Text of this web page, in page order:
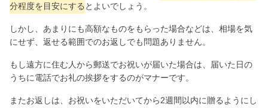
分程度を目安にする とよいでしょう。
しかし、あまりにも高額なものをもらった場合などは、相場を気
にせず、返せる範囲でのお返しでも問題ありません。
もし遠方に住む人から郵送でお祝いが届いた場合は、届いた日の
うちに電話でお礼の挨拶をするのがマナーです。
またお返しは、お祝いをいただいてから2週間以内に贈るようにし